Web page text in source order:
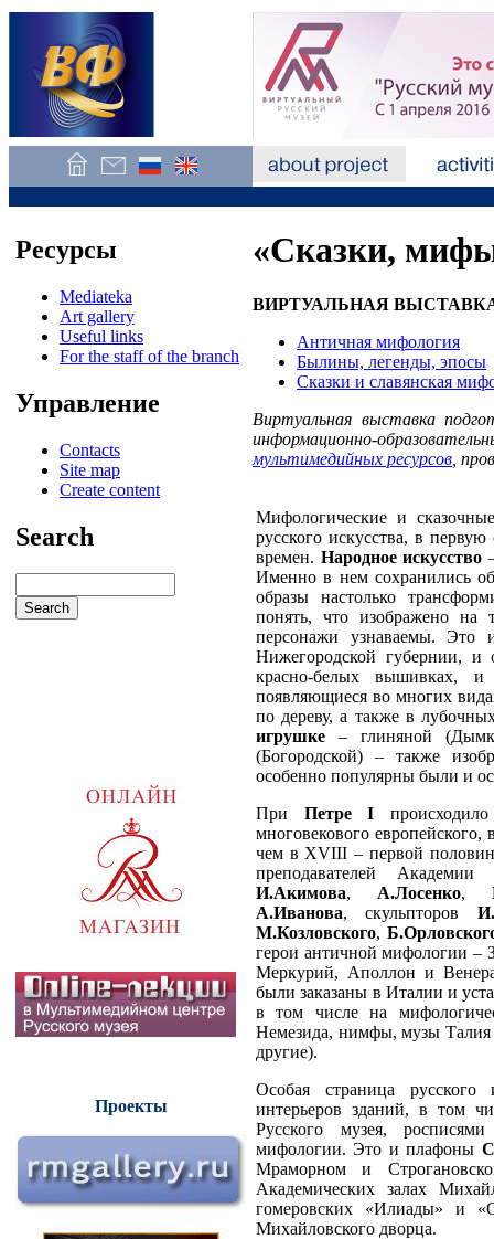
Ресурсы
Mediateka
Art gallery
Useful links
For the staff of the branch
Управление
Contacts
Site map
Create content
Search
Проекты
«Сказки,
ВИРТУАЛЬНАЯ
Античная мифология
Былины, легенды, эпосы
Сказки и славянская
Виртуальная выставка
информационно-
мультимедийных ресурсов ,
Мифологические и
русского искусства, в
времен. Народное искусство
Именно в нем сохранились
образы настолько
понять, что изображено
персонажи узнаваемы. Это
Нижегородской губернии,
красно-белых вышивках,
появляющиеся во многих
по дереву, а также в
игрушке – глиняной
(Богородской) – также
особенно популярны были и
При Петре I
многовекового европейского,
чем в XVIII – первой
преподавателей
И.Акимова, А.Лосенко,
А.Иванова, скульпторов
М.Козловского,
герои античной мифологии –
Меркурий, Аполлон и
были заказаны в Италии и
в том числе на
Немезида, нимфы, музы
другие).
Особая страница
интерьеров зданий, в том
Русского музея,
мифологии. Это и плафоны
Мраморном и
Академических залах
гомеровских «Илиады» и
Михайловского дворца.